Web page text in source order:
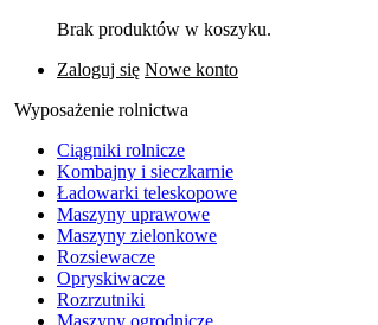
Brak produktów w koszyku.
Zaloguj się Nowe konto
Wyposażenie rolnictwa
Ciągniki rolnicze
Kombajny i sieczkarnie
Ładowarki teleskopowe
Maszyny uprawowe
Maszyny zielonkowe
Rozsiewacze
Opryskiwacze
Rozrzutniki
Maszyny ogrodnicze